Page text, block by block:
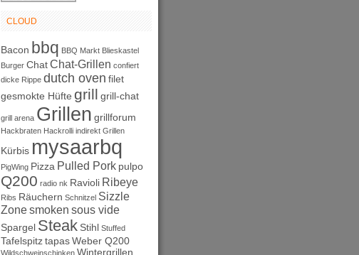
CLOUD
Bacon bbq BBQ Markt Blieskastel
Burger ChatChat-Grillen confiert
dicke Rippe dutch oven filet
gesmokte Hüfte grill grill-chat
grill arena Grillen grillforum
Hackbraten Hackrolli indirekt Grillen
Kürbis mysaarbq
PigWing Pizza Pulled Pork pulpo
Q200 radio nk Ravioli Ribeye
Ribs Räuchern Schnitzel Sizzle
Zonesmoken sous vide
Spargel Steak Stihl Stuffed
TafelspitztapasWeber Q200
Wildschweinschinken Wintergrillen